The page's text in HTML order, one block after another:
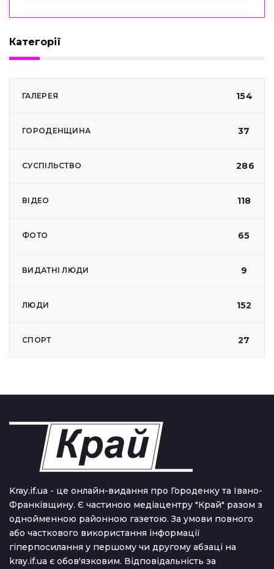
Категорії
ГАЛЕРЕЯ 154
ГОРОДЕНЩИНА 37
СУСПІЛЬСТВО 286
ВІДЕО 118
ФОТО 65
ВИДАТНІ ЛЮДИ 9
ЛЮДИ 152
СПОРТ 27
Kray.if.ua - це онлайн-видання про Городенку та Івано-
Франківщину. Є частиною медіацентру "Край" разом з
однойменною районною газетою. За умови повного
або часткового використання iнформацiї
гіперпосилання у першому чи другому абзаці на
kray.if.ua є обов'язковим. Відповідальність за